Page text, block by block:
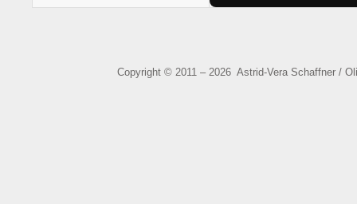
Copyright © 2011 – 2026 Astrid-Vera Schaffner /